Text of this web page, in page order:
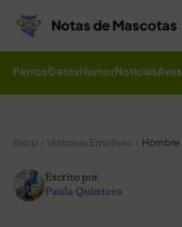
Notas de Mascotas
PerrosGatosHumorNoticiasAves
Inicio Historias Emotivas
Escrito por
Paula Quintero